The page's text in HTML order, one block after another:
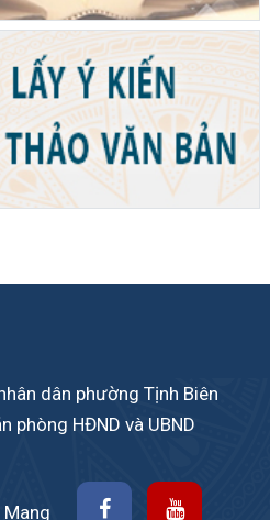
dân phường Tịnh Biên
phòng HĐND và UBND